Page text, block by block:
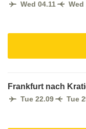
Wed 04.11 Wed
Frankfurt nach
Tue 22.09 Tue